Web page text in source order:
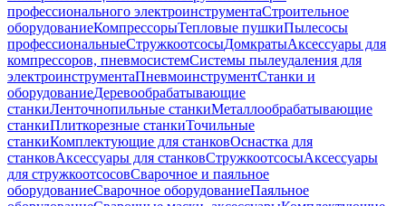
профессионального электроинструментаСтроительное
оборудованиеКомпрессорыТепловые пушкиПылесосы
профессиональныеСтружкоотсосыДомкратыАксессуары для
компрессоров, пневмосистемСистемы пылеудаления для
электроинструментаПневмоинструментСтанки и
оборудованиеДеревообрабатывающие
станкиЛенточнопильные станкиМеталлообрабатывающие
станкиПлиткорезные станкиТочильные
станкиКомплектующие для станковОснастка для
станковАксессуары для станковСтружкоотсосыАксессуары
для стружкоотсосовСварочное и паяльное
оборудованиеСварочное оборудованиеПаяльное